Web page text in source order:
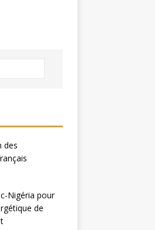
des
Nigéria pour
de